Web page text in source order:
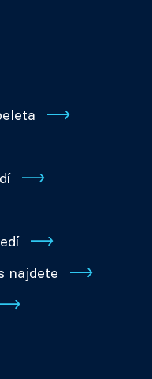
najdete